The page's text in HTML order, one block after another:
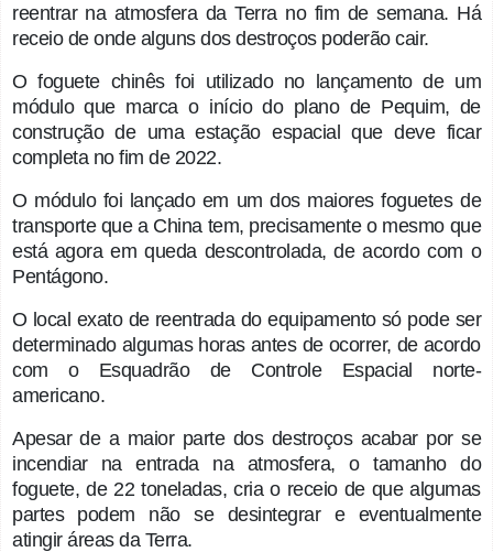
reentrar na atmosfera da Terra no fim de semana. Há
receio de onde alguns dos destroços poderão cair.
O foguete chinês foi utilizado no lançamento de um
módulo que marca o início do plano de Pequim, de
construção de uma estação espacial que deve ficar
completa no fim de 2022.
O módulo foi lançado em um dos maiores foguetes de
transporte que a China tem, precisamente o mesmo que
está agora em queda descontrolada, de acordo com o
Pentágono.
O local exato de reentrada do equipamento só pode ser
determinado algumas horas antes de ocorrer, de acordo
com o Esquadrão de Controle Espacial norte-
americano.
Apesar de a maior parte dos destroços acabar por se
incendiar na entrada na atmosfera, o tamanho do
foguete, de 22 toneladas, cria o receio de que algumas
partes podem não se desintegrar e eventualmente
atingir áreas da Terra.